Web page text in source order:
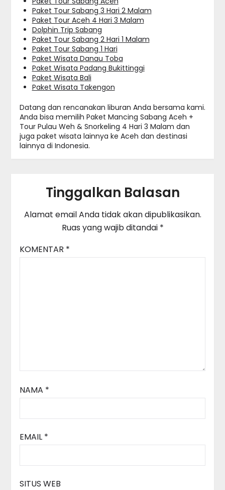
Paket Tour Sabang 3 Hari 2 Malam
Paket Tour Aceh 4 Hari 3 Malam
Dolphin Trip Sabang
Paket Tour Sabang 2 Hari 1 Malam
Paket Tour Sabang 1 Hari
Paket Wisata Danau Toba
Paket Wisata Padang Bukittinggi
Paket Wisata Bali
Paket Wisata Takengon
Datang dan rencanakan liburan Anda bersama kami.
Anda bisa memilih Paket Mancing Sabang Aceh +
Tour Pulau Weh & Snorkeling 4 Hari 3 Malam dan
juga paket wisata lainnya ke Aceh dan destinasi
lainnya di Indonesia.
Tinggalkan Balasan
Alamat email Anda tidak akan dipublikasikan.
Ruas yang wajib ditandai *
KOMENTAR *
NAMA *
EMAIL *
SITUS WEB